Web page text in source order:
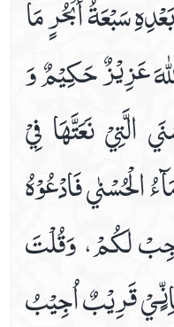
عَزِيْزٌ حَكِيْمٌ وَ
الَّتِيْ نَعَتَّهَا فِيْ
الْحُسْنٰي فَادْعُوْهُ
لَكُمْ، وَقُلْتَ
قَرِيْبٌ اُجِيْبُ